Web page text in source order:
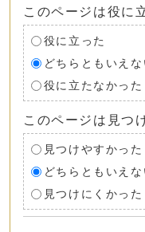
このページは役に
役に立った
どちらともいえな
役に立たなかった
このページは見つ
見つけやすかった
どちらともいえな
見つけにくかった